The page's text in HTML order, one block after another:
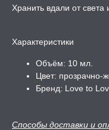
Хранить вдали от света
Характеристики
Объём: 10 мл.
Цвет: прозрачно-
Бренд: Love to
Способы доставки и